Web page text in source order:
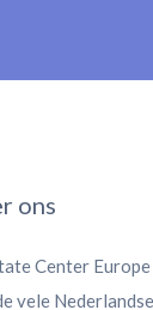
ons
Center
vele